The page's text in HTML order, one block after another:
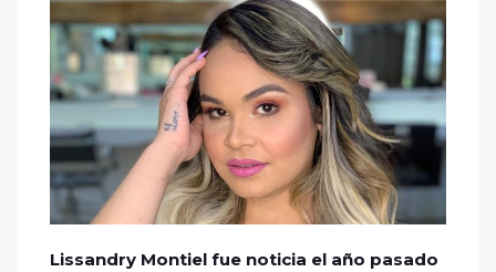
Lissandry Montiel fue noticia el año pasado